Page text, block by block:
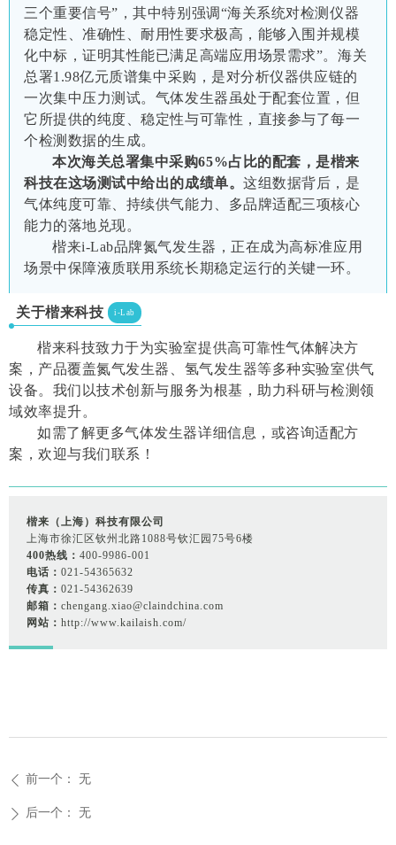
三个重要信号”，其中特别强调“海关系统对检测仪器
稳定性、准确性、耐用性要求极高，能够入围并规模
化中标，证明其性能已满足高端应用场景需求”。海关
总署1.98亿元质谱集中采购，是对分析仪器供应链的
一次集中压力测试。气体发生器虽处于配套位置，但
它所提供的纯度、稳定性与可靠性，直接参与了每一
个检测数据的生成。
本次海关总署集中采购65%占比的配套，是楷来
科技在这场测试中给出的成绩单。这组数据背后，是
气体纯度可靠、持续供气能力、多品牌适配三项核心
能力的落地兑现。
楷来i-Lab品牌氮气发生器，正在成为高标准应用
场景中保障液质联用系统长期稳定运行的关键一环。
关于楷来科技 i-Lab
楷来科技致力于为实验室提供高可靠性气体解决方
案，产品覆盖氮气发生器、氢气发生器等多种实验室供气
设备。我们以技术创新与服务为根基，助力科研与检测领
域效率提升。
如需了解更多气体发生器详细信息，或咨询适配方
案，欢迎与我们联系！
楷来（上海）科技有限公司
上海市徐汇区钦州北路1088号钦汇园75号6楼
400热线： 400-9986-001
电话： 021-54365632
传真： 021-54362639
邮箱： chengang.xiao@claindchina.com
网站： http://www.kailaish.com/
ꄴ 前一个： 无
ꄲ 后一个： 无